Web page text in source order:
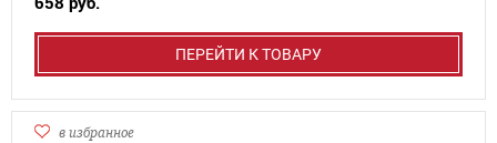
ПЕРЕЙТИ К ТОВАРУ
в избранное